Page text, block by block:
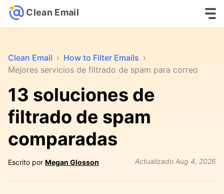
Clean Email
Clean Email › How to Filter Emails ›
Mejores servicios de filtrado de spam para correo
13 soluciones de
filtrado de spam
comparadas
Escrito por Megan Glosson Actualizado Aug 4, 2026